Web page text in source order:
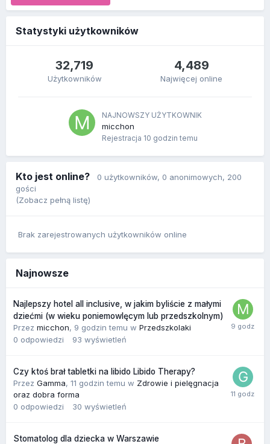
Statystyki użytkowników
32,719
Użytkowników
4,489
Najwięcej online
NAJNOWSZY UŻYTKOWNIK
micchon
Rejestracja 10 godzin temu
Kto jest online? 0 użytkowników, 0 anonimowych, 200
gości
(Zobacz pełną listę)
Brak zarejestrowanych użytkowników online
Najnowsze
Najlepszy hotel all inclusive, w jakim byliście z małymi
dziećmi (w wieku poniemowlęcym lub przedszkolnym)
Przez micchon, 9 godzin temu w Przedszkolaki
0 odpowiedzi 93 wyświetleń
Czy ktoś brał tabletki na libido Libido Therapy?
Przez Gamma, 11 godzin temu w Zdrowie i pielęgnacja
oraz dobra forma
0 odpowiedzi 30 wyświetleń
Stomatolog dla dziecka w Warszawie